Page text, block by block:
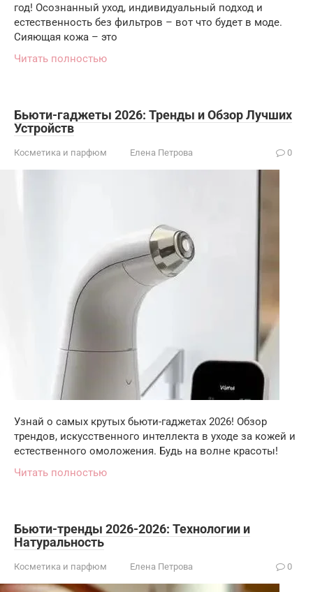
год! Осознанный уход, индивидуальный подход и
естественность без фильтров – вот что будет в моде.
Сияющая кожа – это
Читать полностью
Бьюти-гаджеты 2026: Тренды и Обзор Лучших
Устройств
Косметика и парфюм Елена Петрова 0
Узнай о самых крутых бьюти-гаджетах 2026! Обзор
трендов, искусственного интеллекта в уходе за кожей и
естественного омоложения. Будь на волне красоты!
Читать полностью
Бьюти-тренды 2026-2026: Технологии и
Натуральность
Косметика и парфюм Елена Петрова 0